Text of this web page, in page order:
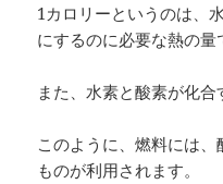
1カロリーというのは、
にするのに必要な熱の量
また、水素と酸素が化合
このように、燃料には
ものが利用されます。